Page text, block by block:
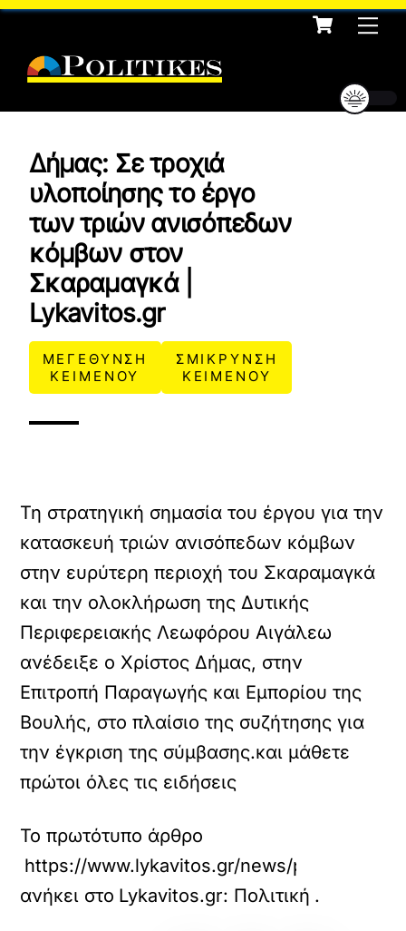
Skip
content
Cart
Δήμας: Σε τροχιά
υλοποίησης το έργο
των τριών ανισόπεδων
κόμβων στον
Σκαραμαγκά |
Lykavitos.gr
ΜΕΓΕΘΥΝΣΗ
ΚΕΙΜΕΝΟΥ
ΣΜΙΚΡΥΝΣΗ
ΚΕΙΜΕΝΟΥ
Τη στρατηγική σημασία του έργου για την
κατασκευή τριών ανισόπεδων κόμβων
στην ευρύτερη περιοχή του Σκαραμαγκά
και την ολοκλήρωση της Δυτικής
Περιφερειακής Λεωφόρου Αιγάλεω
ανέδειξε ο Χρίστος Δήμας, στην
Επιτροπή Παραγωγής και Εμπορίου της
Βουλής, στο πλαίσιο της συζήτησης για
την έγκριση της σύμβασης.και μάθετε
πρώτοι όλες τις ειδήσεις
Το πρωτότυπο άρθρο
https://www.lykavitos.gr/news/politics/
ανήκει στο Lykavitos.gr: Πολιτική .